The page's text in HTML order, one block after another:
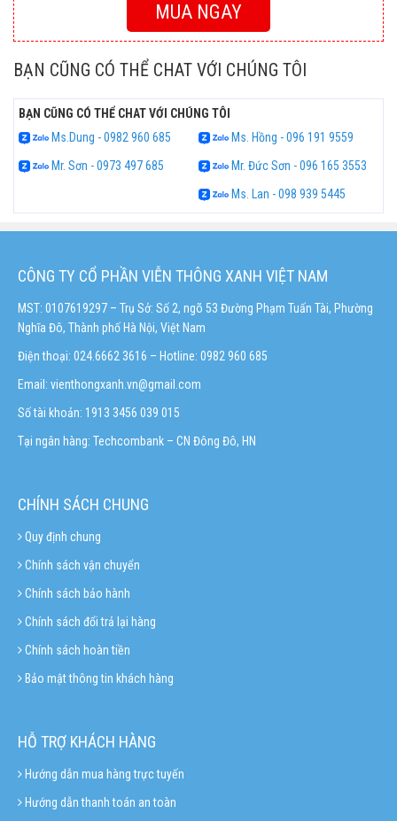
MUA NGAY
BẠN CŨNG CÓ THỂ CHAT VỚI CHÚNG TÔI
BẠN CŨNG CÓ THỂ CHAT VỚI CHÚNG TÔI
Ms.Dung - 0982 960 685
Ms. Hồng - 096 191 9559
Mr. Sơn - 0973 497 685
Mr. Đức Sơn - 096 165 3553
Ms. Lan - 098 939 5445
CÔNG TY CỔ PHẦN VIỄN THÔNG XANH VIỆT NAM
MST: 0107619297 – Trụ Sở: Số 2, ngõ 53 Đường Phạm Tuấn Tài, Phường
Nghĩa Đô, Thành phố Hà Nội, Việt Nam
Điện thoại: 024.6662 3616 – Hotline: 0982 960 685
Email: vienthongxanh.vn@gmail.com
Số tài khoản: 1913 3456 039 015
Tại ngân hàng: Techcombank – CN Đông Đô, HN
CHÍNH SÁCH CHUNG
Quy định chung
Chính sách vận chuyển
Chính sách bảo hành
Chính sách đổi trả lại hàng
Chính sách hoàn tiền
Bảo mật thông tin khách hàng
HỖ TRỢ KHÁCH HÀNG
Hướng dẫn mua hàng trực tuyến
Hướng dẫn thanh toán an toàn